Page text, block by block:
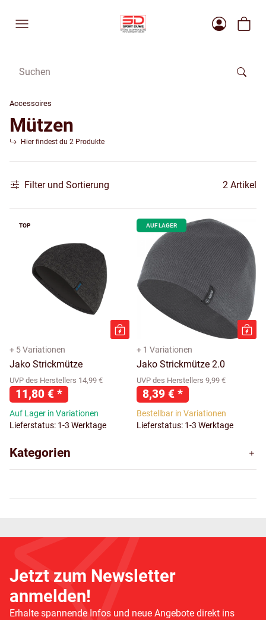
Accessoires
Mützen
Hier findest du 2 Produkte
Filter und Sortierung 2 Artikel
TOP
+ 5 Variationen
Jako Strickmütze
UVP des Herstellers 14,99 €
11,80 € *
Auf Lager in Variationen
Lieferstatus: 1-3 Werktage
AUF LAGER
+ 1 Variationen
Jako Strickmütze 2.0
UVP des Herstellers 9,99 €
8,39 € *
Bestellbar in Variationen
Lieferstatus: 1-3 Werktage
Kategorien
Jetzt zum Newsletter
anmelden!
Erhalte spannende Infos und neue Angebote direkt ins